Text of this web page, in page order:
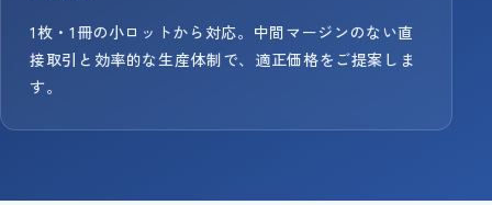
1枚・1冊の小ロットから対応。中間マージンのない直
接取引と効率的な生産体制で、適正価格をご提案しま
す。